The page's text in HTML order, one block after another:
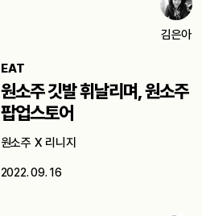
김은아
EAT
원소주 깃발 휘날리며, 원소주
팝업스토어
원소주 X 리니지
2022. 09. 16